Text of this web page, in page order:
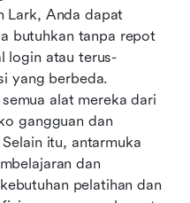
Lark, Anda dapat
butuhkan tanpa repot
login atau terus-
yang berbeda.
alat mereka dari
gangguan dan
itu, antarmuka
dan
pelatihan dan